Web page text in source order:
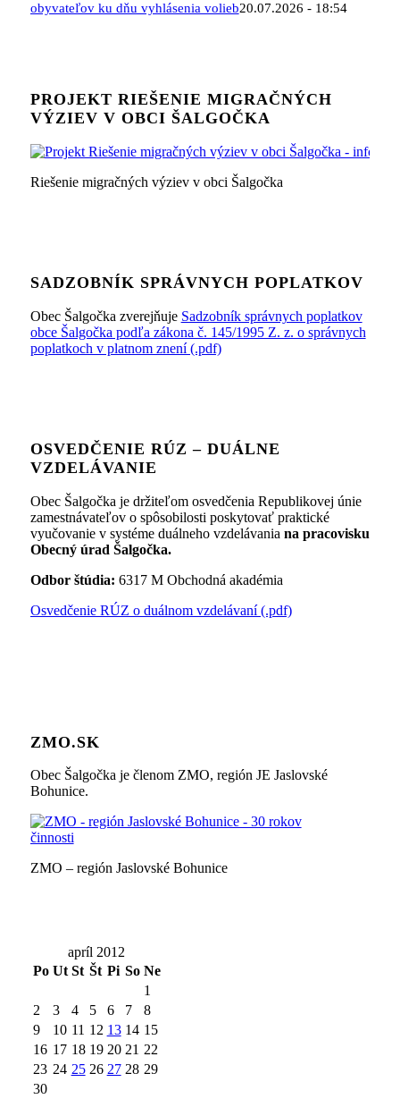
obyvateľov ku dňu vyhlásenia volieb20.07.2026 - 18:54
PROJEKT RIEŠENIE MIGRAČNÝCH
VÝZIEV V OBCI ŠALGOČKA
Riešenie migračných výziev v obci Šalgočka
SADZOBNÍK SPRÁVNYCH POPLATKOV
Obec Šalgočka zverejňuje Sadzobník správnych poplatkov
obce Šalgočka podľa zákona č. 145/1995 Z. z. o správnych
poplatkoch v platnom znení (.pdf)
OSVEDČENIE RÚZ – DUÁLNE
VZDELÁVANIE
Obec Šalgočka je držiteľom osvedčenia Republikovej únie
zamestnávateľov o spôsobilosti poskytovať praktické
vyučovanie v systéme duálneho vzdelávania na pracovisku
Obecný úrad Šalgočka.
Odbor štúdia: 6317 M Obchodná akadémia
Osvedčenie RÚZ o duálnom vzdelávaní (.pdf)
ZMO.SK
Obec Šalgočka je členom ZMO, región JE Jaslovské
Bohunice.
ZMO – región Jaslovské Bohunice
apríl 2012
Po Ut St Št Pi So Ne
1
2
3 4 5 6 7
8
9
10 11 12 13 14 15
16 17 18 19 20 21 22
23 24 25 26 27 28 29
30